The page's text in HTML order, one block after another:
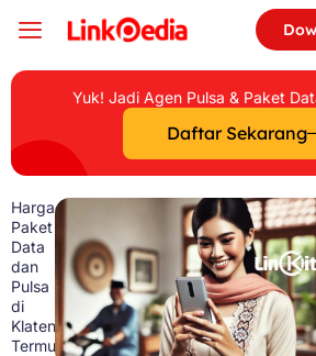
Yuk! Jadi Agen Pulsa & Paket
Daftar Sekarang
Harga
Paket
Data
dan
Pulsa
di
Klaten
Termurah